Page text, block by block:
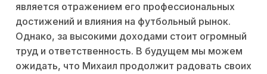
является отражением его профессиональных
достижений и влияния на футбольный рынок.
Однако, за высокими доходами стоит огромный
труд и ответственность. В будущем мы можем
ожидать, что Михаил продолжит радовать своих